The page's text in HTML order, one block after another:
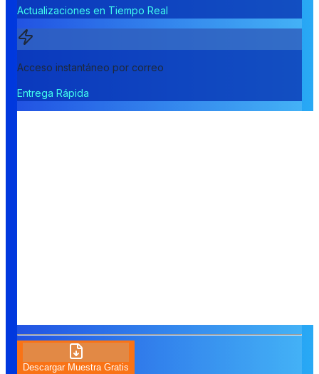
Actualizaciones en Tiempo Real
Acceso instantáneo por correo
Entrega Rápida
Descargar Muestra Gratis